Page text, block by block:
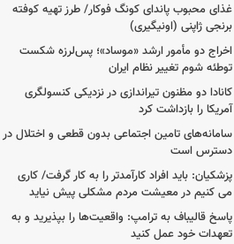
غذای محبوب پاندای کونگ فوکار/ طرز تهیه کوفته
برنجی ژاپنی (اونیگیری)
اخراج دو مأمور ارشد «موساد»؛ پس‌لرزه شکست
توطئه شوم تغییر نظام ایران
کانادا دو مظنون تیراندازی در نزدیکی کنسولگری
آمریکا را بازداشت کرد
سامانه‌های تامین اجتماعی بدون قطعی و اختلال در
دسترس است
پزشکیان: باید افراد کارآمدتر را به کار گرفت/ کاری
می کنیم در معیشت مردم مشکلی پیش نیاید
پاسخ قالیباف به ترامپ: واقعیت‌ها را بپذیرید و به
تعهدات خود عمل کنید